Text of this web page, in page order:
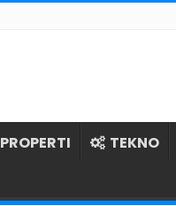
PROPERTI TEKNO